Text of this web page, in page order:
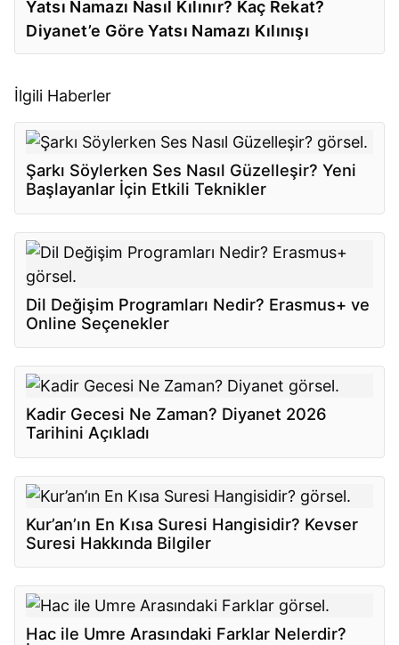
Yatsı Namazı Nasıl Kılınır? Kaç Rekat?
Diyanet’e Göre Yatsı Namazı Kılınışı
İlgili Haberler
Şarkı Söylerken Ses Nasıl Güzelleşir? Yeni
Başlayanlar İçin Etkili Teknikler
Dil Değişim Programları Nedir? Erasmus+ ve
Online Seçenekler
Kadir Gecesi Ne Zaman? Diyanet 2026
Tarihini Açıkladı
Kur’an’ın En Kısa Suresi Hangisidir? Kevser
Suresi Hakkında Bilgiler
Hac ile Umre Arasındaki Farklar Nelerdir?